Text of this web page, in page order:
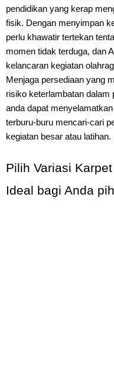
pendidikan yang kerap
fisik. Dengan menyimpan
perlu khawatir tertekan
momen tidak terduga, dan
kelancaran kegiatan
Menjaga persediaan yang
risiko keterlambatan dalam
anda dapat
terburu-buru mencari-cari
kegiatan besar atau latihan.
Pilih Variasi
Ideal bagi Anda